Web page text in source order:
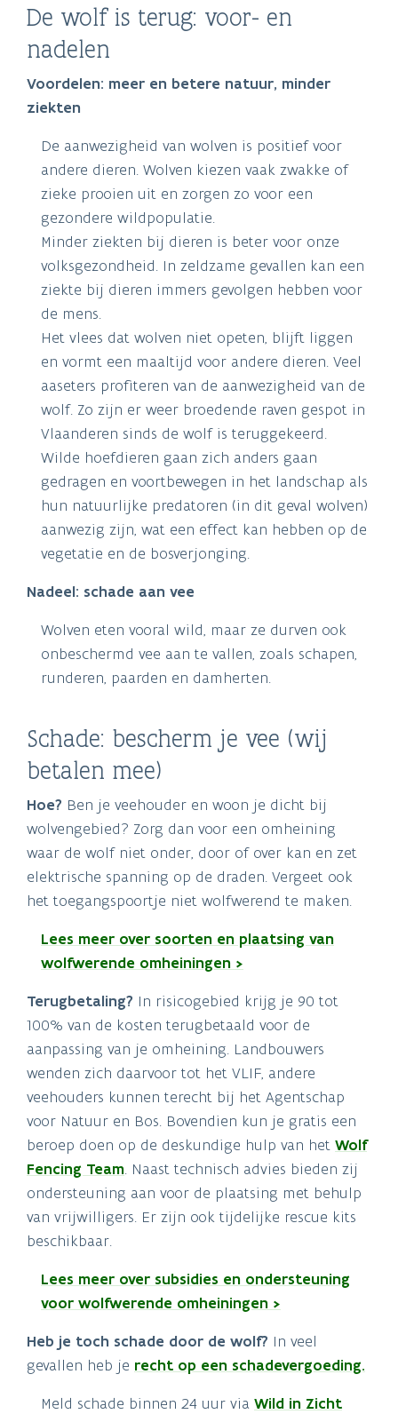
De wolf is terug: voor- en
nadelen
Voordelen: meer en betere natuur, minder
ziekten
De aanwezigheid van wolven is positief voor
andere dieren. Wolven kiezen vaak zwakke of
zieke prooien uit en zorgen zo voor een
gezondere wildpopulatie.
Minder ziekten bij dieren is beter voor onze
volksgezondheid. In zeldzame gevallen kan een
ziekte bij dieren immers gevolgen hebben voor
de mens.
Het vlees dat wolven niet opeten, blijft liggen
en vormt een maaltijd voor andere dieren. Veel
aaseters profiteren van de aanwezigheid van de
wolf. Zo zijn er weer broedende raven gespot in
Vlaanderen sinds de wolf is teruggekeerd.
Wilde hoefdieren gaan zich anders gaan
gedragen en voortbewegen in het landschap als
hun natuurlijke predatoren (in dit geval wolven)
aanwezig zijn, wat een effect kan hebben op de
vegetatie en de bosverjonging.
Nadeel: schade aan vee
Wolven eten vooral wild, maar ze durven ook
onbeschermd vee aan te vallen, zoals schapen,
runderen, paarden en damherten.
Schade: bescherm je vee (wij
betalen mee)
Hoe? Ben je veehouder en woon je dicht bij
wolvengebied? Zorg dan voor een omheining
waar de wolf niet onder, door of over kan en zet
elektrische spanning op de draden. Vergeet ook
het toegangspoortje niet wolfwerend te maken.
Lees meer over soorten en plaatsing van
wolfwerende omheiningen >
Terugbetaling? In risicogebied krijg je 90 tot
100% van de kosten terugbetaald voor de
aanpassing van je omheining. Landbouwers
wenden zich daarvoor tot het VLIF, andere
veehouders kunnen terecht bij het Agentschap
voor Natuur en Bos. Bovendien kun je gratis een
beroep doen op de deskundige hulp van het Wolf
Fencing Team. Naast technisch advies bieden zij
ondersteuning aan voor de plaatsing met behulp
van vrijwilligers. Er zijn ook tijdelijke rescue kits
beschikbaar.
Lees meer over subsidies en ondersteuning
voor wolfwerende omheiningen >
Heb je toch schade door de wolf? In veel
gevallen heb je recht op een schadevergoeding.
Meld schade binnen 24 uur via Wild in Zicht